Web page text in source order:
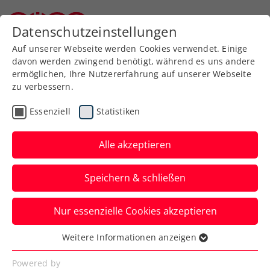
Zurück zur Newsübersicht
Turniere
French Open:
Erler/Miedler erst vom
Nummer-1-Doppel
gestoppt
Das ÖTV-Duo schlägt sich beim Grand-
Slam-Event in Paris aber auch dabei
streckenweise gut.
Datenschutzeinstellungen
Auf unserer Webseite werden Cookies verwendet. Einige
davon werden zwingend benötigt, während es uns andere
ermöglichen, Ihre Nutzererfahrung auf unserer Webseite
zu verbessern.
Essenziell Statistiken
Alle akzeptieren
Speichern & schließen
Nur essenzielle Cookies akzeptieren
Essenziell
Essenzielle Cookies werden für grundlegende
Weitere Informationen anzeigen
Powered by